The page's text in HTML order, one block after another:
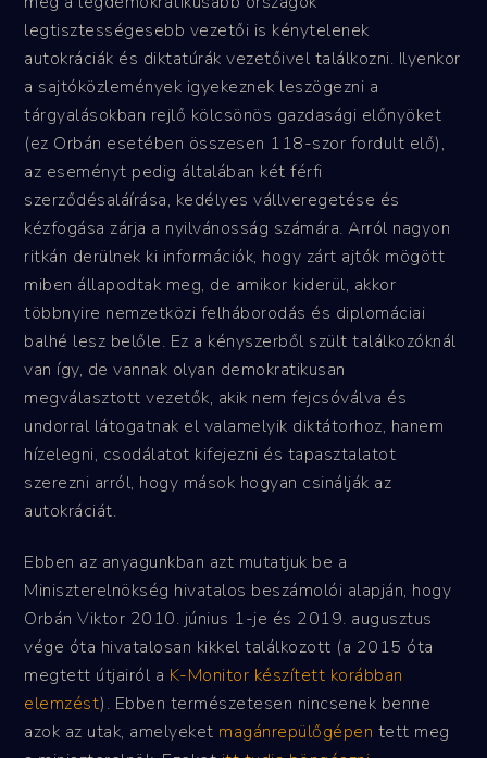
legtisztességesebb vezetői is kénytelenek
autokráciák és diktatúrák vezetőivel találkozni. Ilyenkor
a sajtóközlemények igyekeznek leszögezni a
tárgyalásokban rejlő kölcsönös gazdasági előnyöket
(ez Orbán esetében összesen 118-szor fordult elő),
az eseményt pedig általában két férfi
szerződésaláírása, kedélyes vállveregetése és
kézfogása zárja a nyilvánosság számára. Arról nagyon
ritkán derülnek ki információk, hogy zárt ajtók mögött
miben állapodtak meg, de amikor kiderül, akkor
többnyire nemzetközi felháborodás és diplomáciai
balhé lesz belőle. Ez a kényszerből szült találkozóknál
van így, de vannak olyan demokratikusan
megválasztott vezetők, akik nem fejcsóválva és
undorral látogatnak el valamelyik diktátorhoz, hanem
hízelegni, csodálatot kifejezni és tapasztalatot
szerezni arról, hogy mások hogyan csinálják az
autokráciát.
Ebben az anyagunkban azt mutatjuk be a
Miniszterelnökség hivatalos beszámolói alapján, hogy
Orbán Viktor 2010. június 1-je és 2019. augusztus
vége óta hivatalosan kikkel találkozott (a 2015 óta
megtett útjairól a K-Monitor készített korábban
elemzést). Ebben természetesen nincsenek benne
azok az utak, amelyeket magánrepülőgépen tett meg